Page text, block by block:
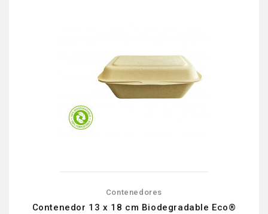
Contenedores
Contenedor 13 x 18 cm Biodegradable Eco®